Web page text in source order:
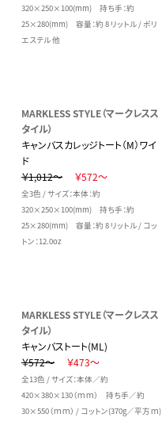
320×250×100(mm) 持ち手：約
25×280(mm) 容量：約 8 リットル / ポリ
エステル 他
MARKLESS STYLE（マークレスス
タイル）
キャンバスカレッジトート（M）ワイ
ド
￥1,012～
￥572～
全3色 / サイズ：本体：約
320×250×100(mm) 持ち手：約
25×280(mm) 容量：約 8 リットル / コッ
トン：12.0oz
MARKLESS STYLE（マークレスス
タイル）
キャンバストート(ML)
￥572～
￥473～
全13色 / サイズ：本体／約
420×380×130（ｍｍ） 持ち手／約
30×550（ｍｍ） / コットン(370g／平方ｍ)